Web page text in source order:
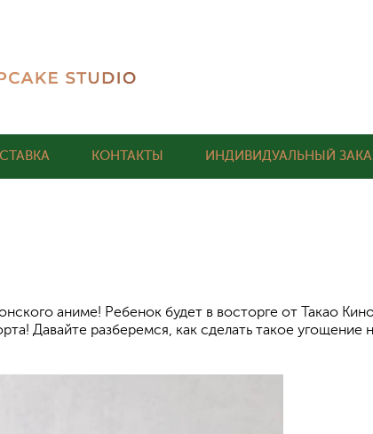
КОНТАКТЫ ИНДИВИДУАЛЬНЫЙ
аниме! Ребенок будет в восторге от Такао
Давайте разберемся, как сделать такое угощение